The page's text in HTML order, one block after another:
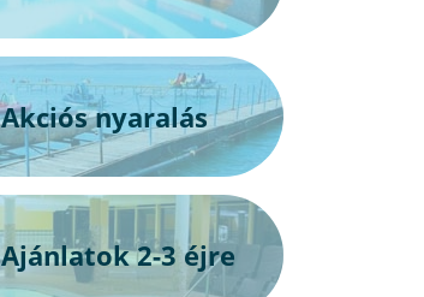
Akciós nyaralás
Ajánlatok 2-3 éjre